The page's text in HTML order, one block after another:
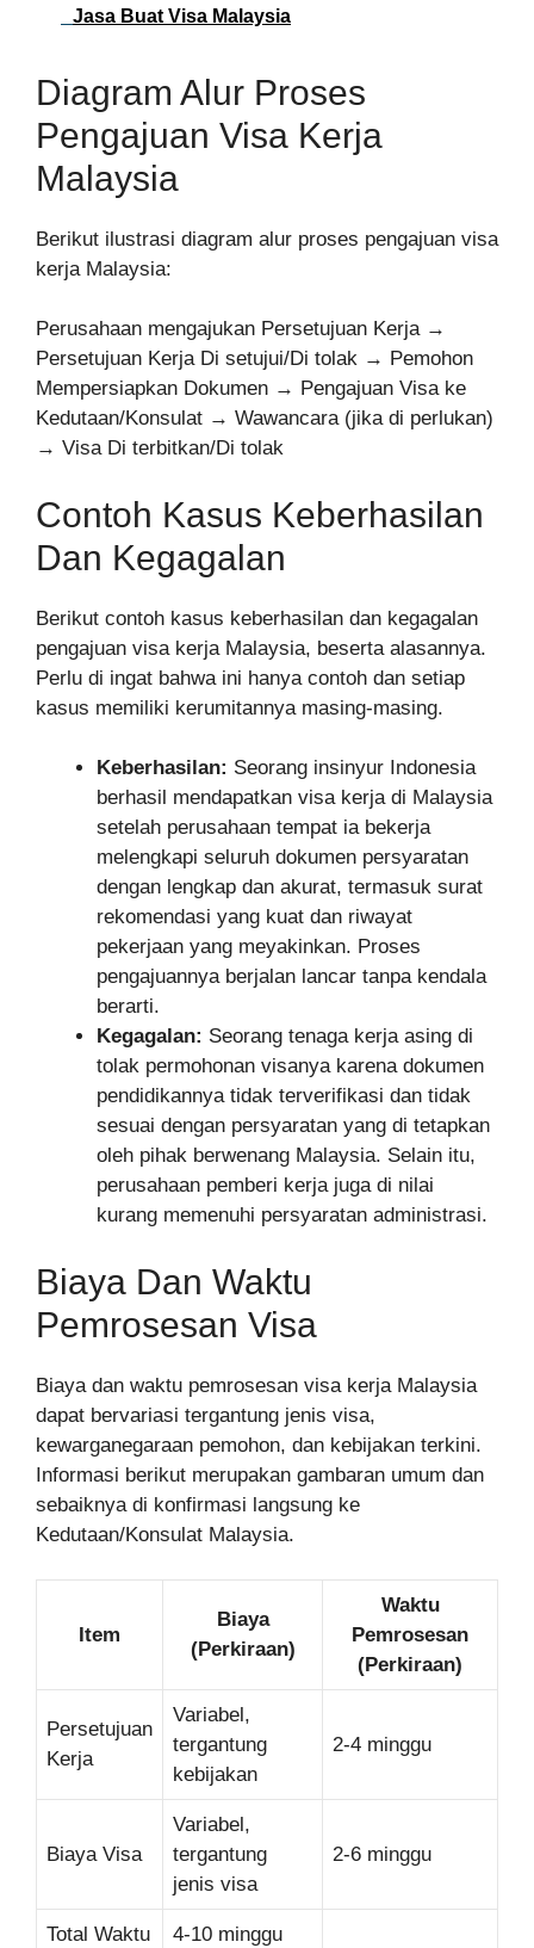
Jasa Buat Visa Malaysia
Diagram Alur Proses
Pengajuan Visa Kerja
Malaysia
Berikut ilustrasi diagram alur proses pengajuan visa
kerja Malaysia:
Perusahaan mengajukan Persetujuan Kerja →
Persetujuan Kerja Di setujui/Di tolak → Pemohon
Mempersiapkan Dokumen → Pengajuan Visa ke
Kedutaan/Konsulat → Wawancara (jika di perlukan)
→ Visa Di terbitkan/Di tolak
Contoh Kasus Keberhasilan
Dan Kegagalan
Berikut contoh kasus keberhasilan dan kegagalan
pengajuan visa kerja Malaysia, beserta alasannya.
Perlu di ingat bahwa ini hanya contoh dan setiap
kasus memiliki kerumitannya masing-masing.
Keberhasilan: Seorang insinyur Indonesia
berhasil mendapatkan visa kerja di Malaysia
setelah perusahaan tempat ia bekerja
melengkapi seluruh dokumen persyaratan
dengan lengkap dan akurat, termasuk surat
rekomendasi yang kuat dan riwayat
pekerjaan yang meyakinkan. Proses
pengajuannya berjalan lancar tanpa kendala
berarti.
Kegagalan: Seorang tenaga kerja asing di
tolak permohonan visanya karena dokumen
pendidikannya tidak terverifikasi dan tidak
sesuai dengan persyaratan yang di tetapkan
oleh pihak berwenang Malaysia. Selain itu,
perusahaan pemberi kerja juga di nilai
kurang memenuhi persyaratan administrasi.
Biaya Dan Waktu
Pemrosesan Visa
Biaya dan waktu pemrosesan visa kerja Malaysia
dapat bervariasi tergantung jenis visa,
kewarganegaraan pemohon, dan kebijakan terkini.
Informasi berikut merupakan gambaran umum dan
sebaiknya di konfirmasi langsung ke
Kedutaan/Konsulat Malaysia.
Item
Biaya
(Perkiraan)
Waktu
Pemrosesan
(Perkiraan)
Persetujuan
Kerja
Variabel,
tergantung
kebijakan
2-4 minggu
Biaya Visa
Variabel,
tergantung
jenis visa
2-6 minggu
Total Waktu 4-10 minggu